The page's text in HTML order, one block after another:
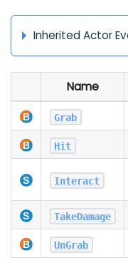
Inherited Actor
Name
Grab
Hit
Interact
TakeDamage
UnGrab